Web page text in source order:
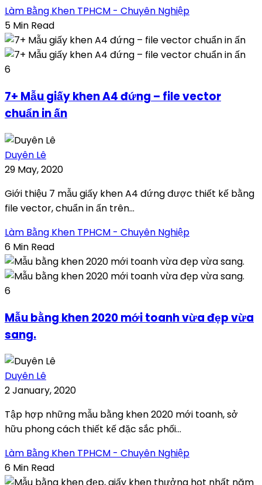
Làm Bằng Khen TPHCM - Chuyên Nghiệp
5 Min Read
6
7+ Mẫu giấy khen A4 đứng – file vector
chuẩn in ấn
Duyên Lê
29 May, 2020
Giới thiệu 7 mẫu giấy khen A4 đứng được thiết kế bằng
file vector, chuẩn in ấn trên...
Làm Bằng Khen TPHCM - Chuyên Nghiệp
6 Min Read
6
Mẫu bằng khen 2020 mới toanh vừa đẹp vừa
sang.
Duyên Lê
2 January, 2020
Tập hợp những mẫu bằng khen 2020 mới toanh, sở
hữu phong cách thiết kế đặc sắc phối...
Làm Bằng Khen TPHCM - Chuyên Nghiệp
6 Min Read